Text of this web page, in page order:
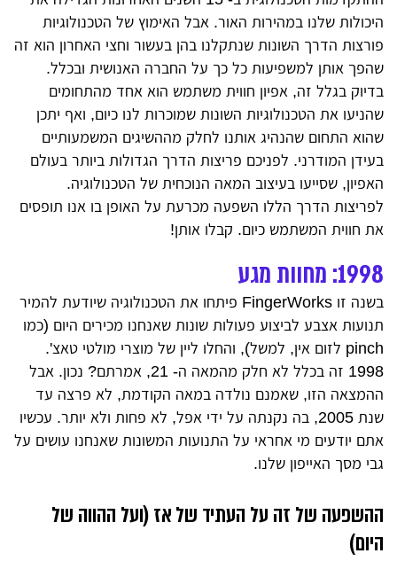
היכולות שלנו במהירות האור. אבל האימוץ של הטכנולוגיות
פורצות הדרך השונות שנתקלנו בהן בעשור וחצי האחרון הוא זה
שהפך אותן למשפיעות כל כך על החברה האנושית ובכלל.
בדיוק בגלל זה, אפיון חווית משתמש הוא אחד מהתחומים
שהניעו את הטכנולוגיות השונות שמוכרות לנו כיום, ואף יתכן
שהוא התחום שהנהיג אותנו לחלק מההשיגים המשמעותיים
בעידן המודרני. לפניכם פריצות הדרך הגדולות ביותר בעולם
האפיון, שסייעו בעיצוב המאה הנוכחית של הטכנולוגיה.
לפריצות הדרך הללו השפעה מכרעת על האופן בו אנו תופסים
את חווית המשתמש כיום. קבלו אותן!
1998: מחוות מגע
בשנה זו FingerWorks פיתחו את הטכנולוגיה שיודעת להמיר
תנועות אצבע לביצוע פעולות שונות שאנחנו מכירים היום (כמו
pinch לזום אין, למשל), והחלו ליין של מוצרי מולטי טאצ'.
1998 זה בכלל לא חלק מהמאה ה- 21, אמרתם? נכון. אבל
ההמצאה הזו, שאמנם נולדה במאה הקודמת, לא פרצה עד
שנת 2005, בה נקנתה על ידי אפל, לא פחות ולא יותר. עכשיו
אתם יודעים מי אחראי על התנועות המשונות שאנחנו עושים על
גבי מסך האייפון שלנו.
ההשפעה של זה על העתיד של אז (ועל ההווה של
היום)